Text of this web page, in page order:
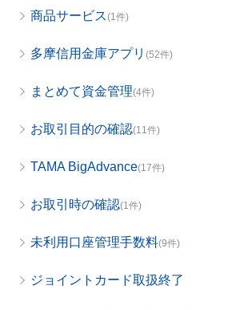
商品サービス(1件)
多摩信用金庫アプリ (52件)
まとめて資金管理(4件)
お取引目的の確認(11件)
TAMA BigAdvance(17件)
お取引時の確認(1件)
未利用口座管理手数料(9件)
ジョイントカード取扱終了